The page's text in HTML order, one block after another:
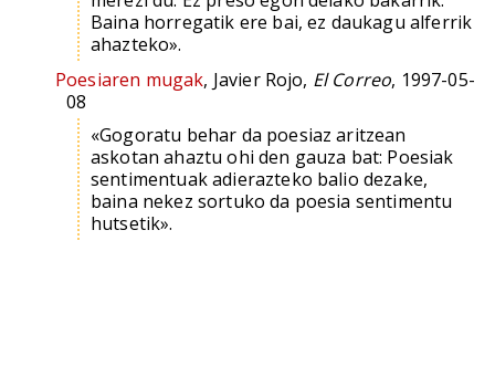
Baina horregatik ere bai, ez daukagu alferrik
ahazteko».
Poesiaren mugak, Javier Rojo, El Correo, 1997-05-
08
«Gogoratu behar da poesiaz aritzean
askotan ahaztu ohi den gauza bat: Poesiak
sentimentuak adierazteko balio dezake,
baina nekez sortuko da poesia sentimentu
hutsetik».